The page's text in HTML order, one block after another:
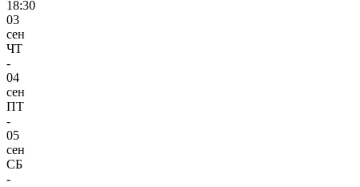
18:30
03
сен
ЧТ
-
04
сен
ПТ
-
05
сен
СБ
-